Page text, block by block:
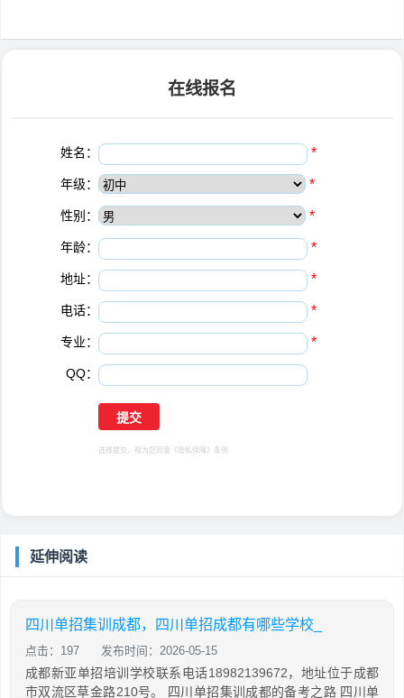
在线报名
姓名： *
年级： *
性别： *
年龄： *
地址： *
电话： *
专业： *
QQ：
选择提交，视为您同意 《隐私保障》 条例
延伸阅读
四川单招集训成都，四川单招成都有哪些学校_
点击：197 发布时间：2026-05-15
成都新亚单招培训学校联系电话18982139672，地址位于成都
市双流区草金路210号。 四川单招集训成都的备考之路 四川单